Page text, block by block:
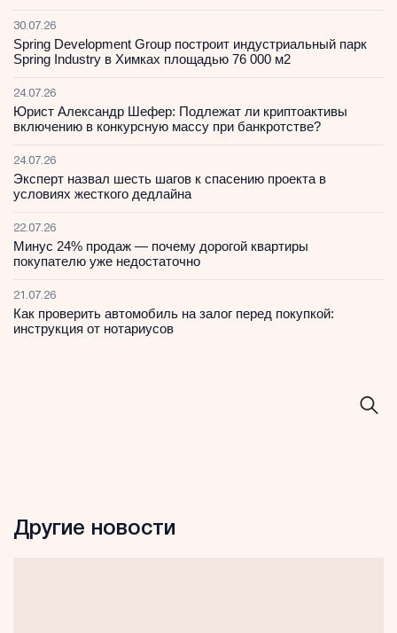
30.07.26
Spring Development Group построит индустриальный парк
Spring Industry в Химках площадью 76 000 м2
24.07.26
Юрист Александр Шефер: Подлежат ли криптоактивы
включению в конкурсную массу при банкротстве?
24.07.26
Эксперт назвал шесть шагов к спасению проекта в
условиях жесткого дедлайна
22.07.26
Минус 24% продаж — почему дорогой квартиры
покупателю уже недостаточно
21.07.26
Как проверить автомобиль на залог перед покупкой:
инструкция от нотариусов
Другие новости